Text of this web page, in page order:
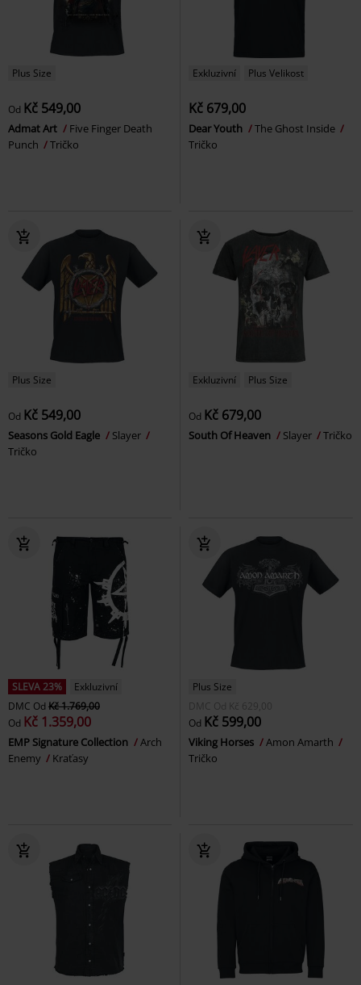
Plus Size
Od Kč 549,00
Admat Art
Five Finger Death
Punch
Tričko
Exkluzivní Plus Velikost
Kč 679,00
Dear Youth
The Ghost Inside
Tričko
Plus Size
Od Kč 549,00
Seasons Gold Eagle
Slayer
Tričko
Exkluzivní Plus Size
Od Kč 679,00
South Of Heaven Slayer Tričko
SLEVA 23%
Exkluzivní
DMC Od Kč 1.769,00
Od Kč 1.359,00
EMP Signature Collection
Arch
Enemy
Kraťasy
Plus Size
DMC Od Kč 629,00
Od Kč 599,00
Viking Horses
Amon Amarth
Tričko